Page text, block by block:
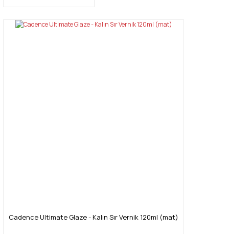
Cadence Ultimate Glaze - Kalın Sır Vernik 120ml (mat)